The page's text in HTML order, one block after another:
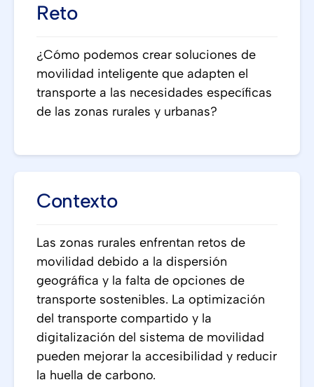
Reto
¿Cómo podemos crear soluciones de
movilidad inteligente que adapten el
transporte a las necesidades específicas
de las zonas rurales y urbanas?
Contexto
Las zonas rurales enfrentan retos de
movilidad debido a la dispersión
geográfica y la falta de opciones de
transporte sostenibles. La optimización
del transporte compartido y la
digitalización del sistema de movilidad
pueden mejorar la accesibilidad y reducir
la huella de carbono.